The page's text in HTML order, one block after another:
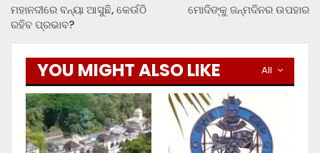
ମହାନଦୀରେ ବନ୍ୟା ଆସୁଛି, କେଉଁଠି
ରହିବ ପ୍ରଭାବ?
ମୋଦିଙ୍କୁ ଜନ୍ମଦିନର ଉପହାର
All
YOU MIGHT ALSO LIKE